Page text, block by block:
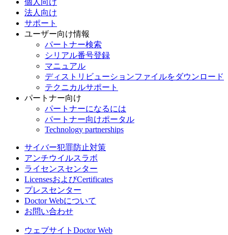
個人向け
法人向け
サポート
ユーザー向け情報
パートナー検索
シリアル番号登録
マニュアル
ディストリビューションファイルをダウンロード
テクニカルサポート
パートナー向け
パートナーになるには
パートナー向けポータル
Technology partnerships
サイバー犯罪防止対策
アンチウイルスラボ
ライセンスセンター
LicensesおよびCertificates
プレスセンター
Doctor Webについて
お問い合わせ
ウェブサイトDoctor Web